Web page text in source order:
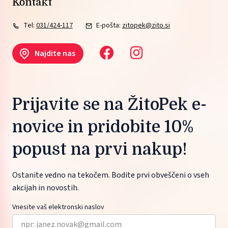
Kontakt
Tel: 031/424-117 E-pošta: zitopek@zito.si
Najdite nas
Prijavite se na ŽitoPek e-
novice in pridobite 10%
popust na prvi nakup!
Ostanite vedno na tekočem. Bodite prvi obveščeni o vseh
akcijah in novostih.
Vnesite vaš elektronski naslov